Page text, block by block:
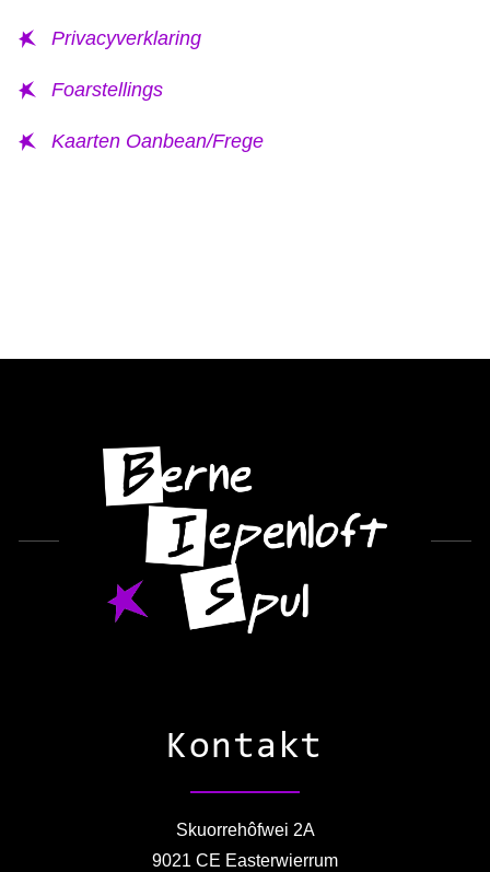
Privacyverklaring
Foarstellings
Kaarten Oanbean/Frege
Kontakt
Skuorrehôfwei 2A
9021 CE Easterwierrum